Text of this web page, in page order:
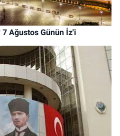
7 Ağustos Günün İz'i